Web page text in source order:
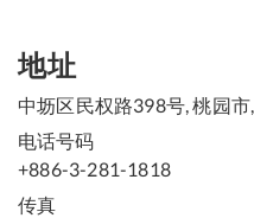
地址
中坜区民权路398号, 桃园市
电话号码
+886-3-281-1818
传真